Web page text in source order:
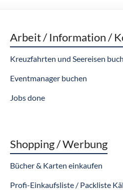
Arbeit / Information /
Kreuzfahrten und Seereisen
Eventmanager buchen
Jobs done
Shopping / Werbung
Bücher & Karten einkaufen
Profi-Einkaufsliste / Packliste